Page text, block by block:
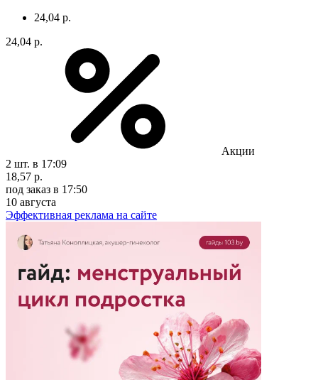
24,04 р.
24,04 р.
Акции
2 шт. в 17:09
18,57 р.
под заказ в 17:50
10 августа
Эффективная реклама на сайте